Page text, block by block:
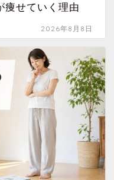
痩せていく理由
2026年8月8日